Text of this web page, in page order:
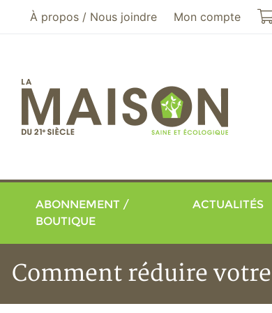
Aller au menu principal
Aller au contenu principal
À propos / Nous joindre Mon compte
ABONNEMENT /
BOUTIQUE
ACTUALITÉS
Comment réduire